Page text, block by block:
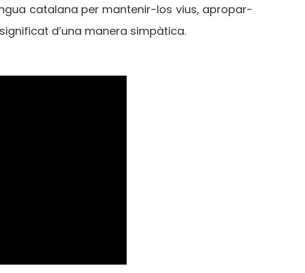
catalana per mantenir-los vius, apropar-
d’una manera simpàtica.